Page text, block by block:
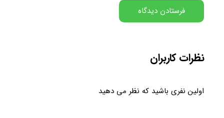
نظرات کاربران
اولین نفری باشید که نظر می دهید